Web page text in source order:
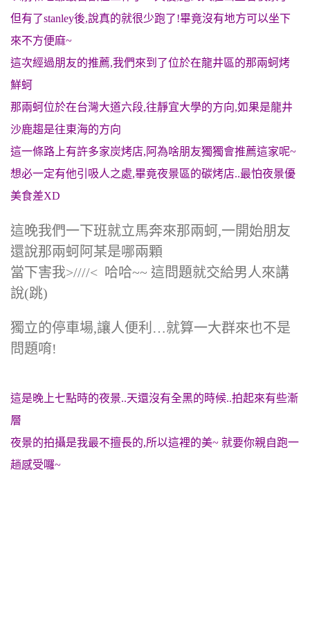
但有了stanley後,說真的就很少跑了!畢竟沒有地方可以坐下
來不方便麻~
這次經過朋友的推薦,我們來到了位於在龍井區的那兩蚵烤
鮮蚵
那兩蚵位於在台灣大道六段,往靜宜大學的方向,如果是龍井
沙鹿趨是往東海的方向
這一條路上有許多家炭烤店,阿為啥朋友獨獨會推薦這家呢~
想必一定有他引吸人之處,畢竟夜景區的碳烤店..最怕夜景優
美食差XD
這晚我們一下班就立馬奔來那兩蚵,一開始朋友
還說那兩蚵阿某是哪兩顆
當下害我>////< 哈哈~~ 這問題就交給男人來講
說(跳)
獨立的停車場,讓人便利…就算一大群來也不是
問題唷!
這是晚上七點時的夜景..天還沒有全黑的時候..拍起來有些漸
層
夜景的拍攝是我最不擅長的,所以這裡的美~ 就要你親自跑一
趟感受囉~